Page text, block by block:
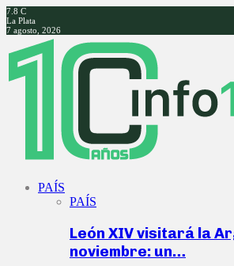
7.8 C
La Plata
7 agosto, 2026
Facebook
Twitter
Instagram
Youtube
PAÍS
PAÍS
León XIV visitará la
noviembre: un…